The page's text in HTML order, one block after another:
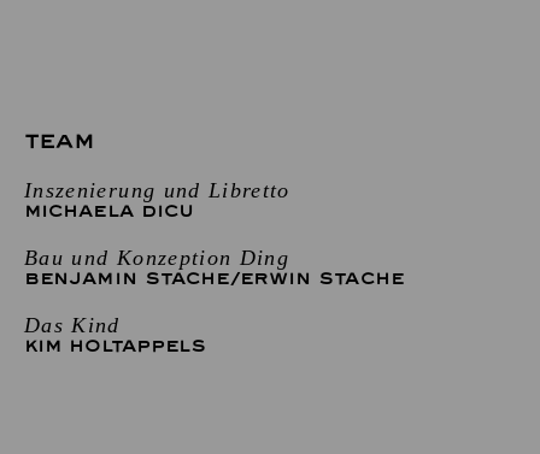
TEAM
Inszenierung und Libretto
MICHAELA DICU
Bau und Konzeption Ding
BENJAMIN STACHE/ERWIN STACHE
Das Kind
KIM HOLTAPPELS